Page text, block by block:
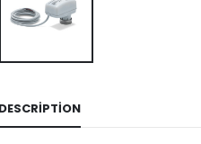
DESCRIPTION